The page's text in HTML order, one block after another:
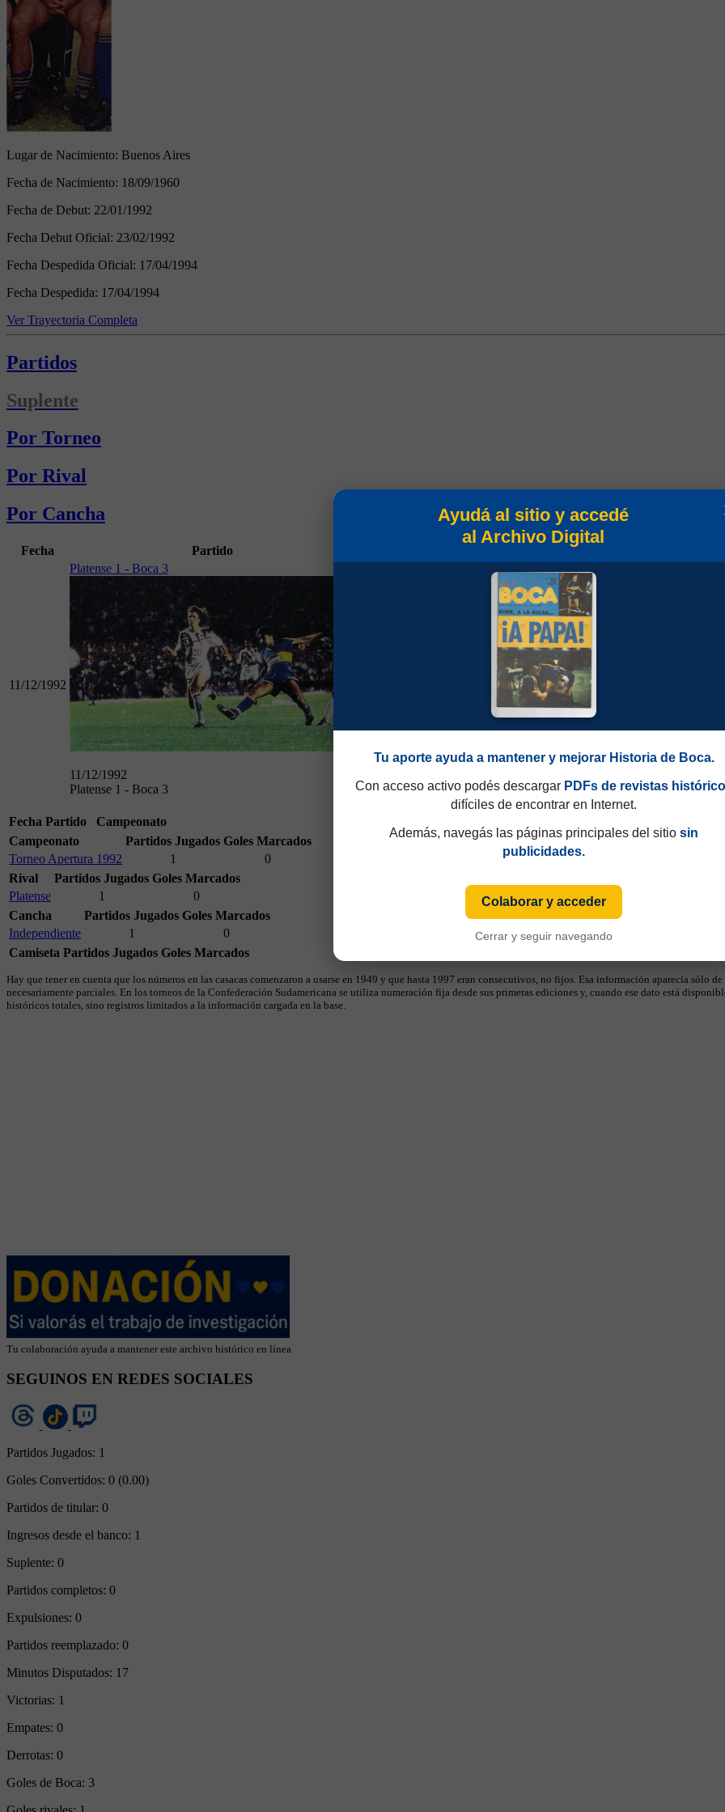
Lugar de Nacimiento: Buenos Aires
Fecha de Nacimiento: 18/09/1960
Fecha de Debut: 22/01/1992
Fecha Debut Oficial: 23/02/1992
Fecha Despedida Oficial: 17/04/1994
Fecha Despedida: 17/04/1994
Ver Trayectoria Completa
Partidos
Suplente
Por Torneo
Por Rival
Por Cancha
Fecha Partido
11/12/1992
Platense 1 - Boca 3
11/12/1992
Platense 1 - Boca 3
Torneo Apertura 1992
Fecha Partido
Campeonato
Campeonato
Partidos Jugados Goles Marcados
Torneo Apertura 1992
1
0
Rival
Partidos Jugados Goles Marcados
Platense
1
0
Cancha
Partidos Jugados Goles Marcados
Independiente
1
0
Camiseta Partidos Jugados Goles Marcados
Hay que tener en cuenta que los números en las casacas comenzaron a usarse en 1949 y que hasta 1997 eran consecutivos, no fijos. Esa información aparecía sólo
necesariamente parciales. En los torneos de la Confederación Sudamericana se utiliza numeración fija desde sus primeras ediciones y, cuando ese dato está
históricos totales, sino registros limitados a la información cargada en la base.
Tu colaboración ayuda a mantener este archivo histórico en línea
SEGUINOS EN REDES SOCIALES
Partidos Jugados: 1
Goles Convertidos: 0 (0.00)
Partidos de titular: 0
Ingresos desde el banco: 1
Suplente: 0
Partidos completos: 0
Expulsiones: 0
Partidos reemplazado: 0
Minutos Disputados: 17
Victorias: 1
Empates: 0
Derrotas: 0
Goles de Boca: 3
Ayudá al sitio y accedé
al Archivo Digital
Tu aporte ayuda a mantener y mejorar Historia de Boca.
Con acceso activo podés descargar PDFs de revistas
difíciles de encontrar en Internet.
Además, navegás las páginas principales del sitio sin
publicidades.
Colaborar y acceder
Cerrar y seguir navegando